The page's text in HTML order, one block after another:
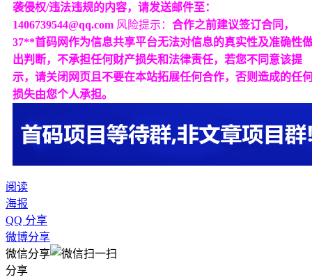
袭侵权/违法违规的内容，请发送邮件至：
1406739544@qq.com 风险提示： 合作之前建议签订合同，
37**首码网作为信息共享平台无法对信息的真实性及准确性
出判断，不承担任何财产损失和法律责任，若您不同意该提
示，请关闭网页且不要在本站拓展任何合作，否则造成的任
损失由您个人承担。
阅读
海报
QQ 分享
微博分享
微信分享
分享